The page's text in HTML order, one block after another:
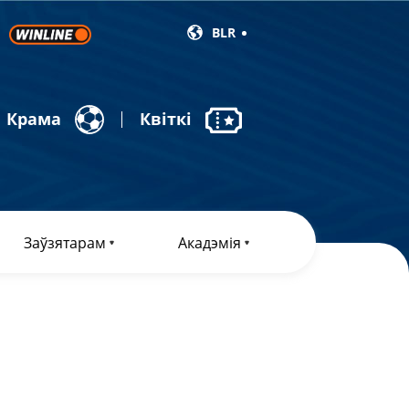
BLR
Крама Квіткі
Заўзятарам Акадэмія